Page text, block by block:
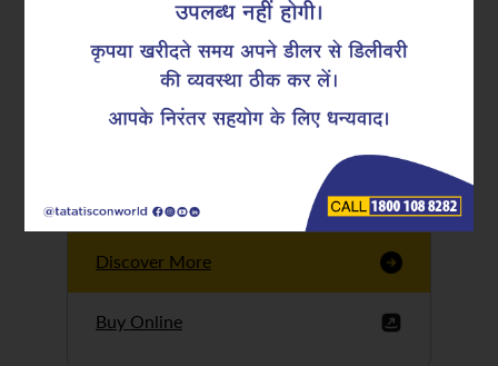
Tata Tiscon 550SD
are highly accurate
and possess
uniform ridges,
high…
Discover More
Buy Online